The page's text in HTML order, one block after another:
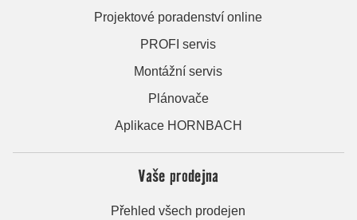
Projektové poradenství online
PROFI servis
Montážní servis
Plánovače
Aplikace HORNBACH
Vaše prodejna
Přehled všech prodejen